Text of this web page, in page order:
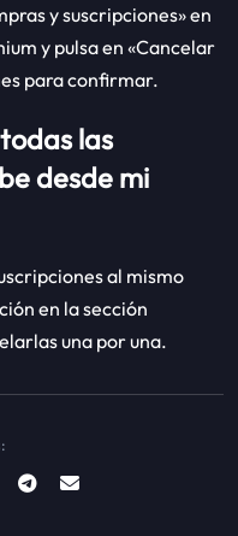
y suscripciones» en
y pulsa en «Cancelar
para confirmar.
las
desde mi
al mismo
en la sección
una por una.